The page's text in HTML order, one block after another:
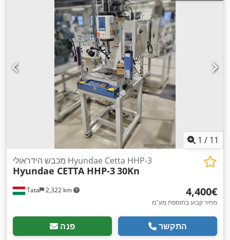
1 / 11
Tata 2,322 km
מכבש הידראולי Hyundae Cetta HHP-3
Hyundae CETTA HHP-330Kn
‏4,400 ‏€
מחיר קבוע בתוספת מע"מ
פנה התקשר